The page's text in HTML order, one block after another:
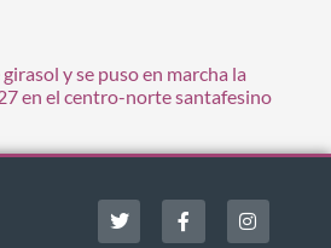
y se puso en marcha la
en el centro-norte santafesino